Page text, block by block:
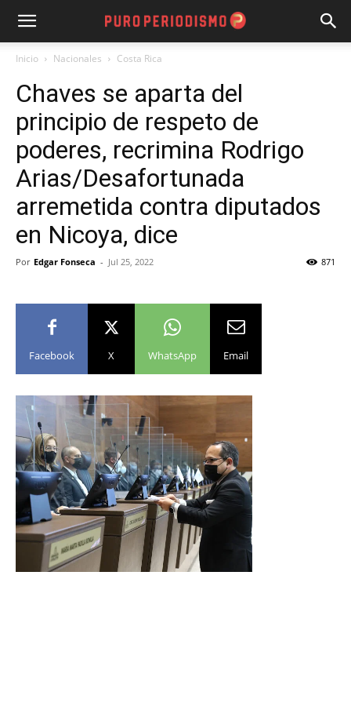
Inicio Nacionales Costa Rica
Chaves se aparta del
principio de respeto de
poderes, recrimina Rodrigo
Arias/Desafortunada
arremetida contra diputados
en Nicoya, dice
Por Edgar Fonseca - Jul 25, 2022 871
Facebook X WhatsApp Email